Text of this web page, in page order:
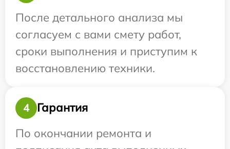
После детального анализа мы
согласуем с вами смету работ,
сроки выполнения и приступим к
восстановлению техники.
4
Гарантия
По окончании ремонта и